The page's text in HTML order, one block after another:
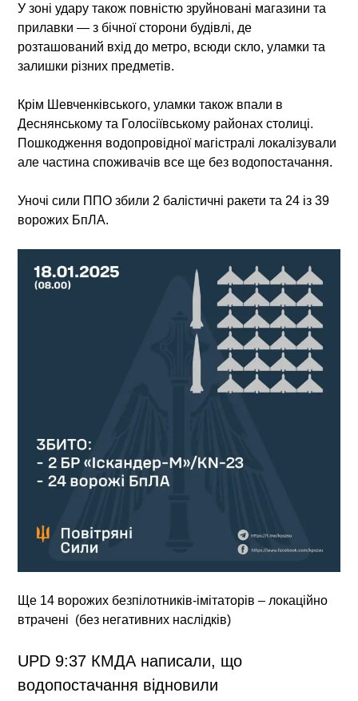
У зоні удару також повністю зруйновані магазини та
прилавки — з бічної сторони будівлі, де
розташований вхід до метро, всюди скло, уламки та
залишки різних предметів.
Крім Шевченківського, уламки також впали в
Деснянському та Голосіївському районах столиці.
Пошкодження водопровідної магістралі локалізували
але частина споживачів все ще без водопостачання.
Уночі сили ППО збили 2 балістичні ракети та 24 із 39
ворожих БпЛА.
Ще 14 ворожих безпілотників-імітаторів – локаційно
втрачені (без негативних наслідків)
UPD 9:37 КМДА написали, що
водопостачання відновили